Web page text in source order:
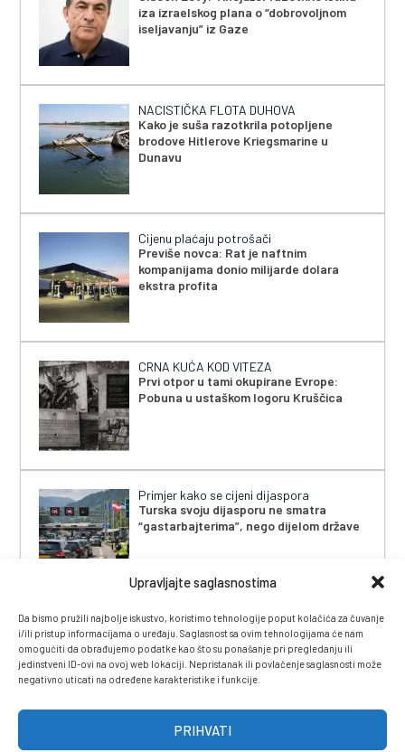
Upravljajte saglasnostima
Da bismo pružili najbolje iskustvo, koristimo tehnologije poput kolačića za čuvanje
i/ili pristup informacijama o uređaju. Saglasnost sa ovim tehnologijama će nam
omogućiti da obrađujemo podatke kao što su ponašanje pri pregledanju ili
jedinstveni ID-ovi na ovoj web lokaciji. Nepristanak ili povlačenje saglasnosti može
negativno uticati na određene karakteristike i funkcije.
PRIHVATI
iza izraelskog plana o “dobrovoljnom
iseljavanju” iz Gaze
NACISTIČKA FLOTA DUHOVA
Kako je suša razotkrila potopljene
brodove Hitlerove Kriegsmarine u
Dunavu
Cijenu plaćaju potrošači
Previše novca: Rat je naftnim
kompanijama donio milijarde dolara
ekstra profita
CRNA KUĆA KOD VITEZA
Prvi otpor u tami okupirane Evrope:
Pobuna u ustaškom logoru Kruščica
Primjer kako se cijeni dijaspora
Turska svoju dijasporu ne smatra
“gastarbajterima”, nego dijelom države